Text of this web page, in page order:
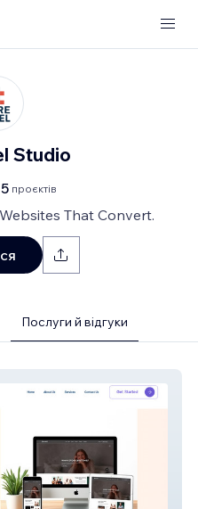
Studio
5 проєктів
That Convert.
Послуги й відгуки